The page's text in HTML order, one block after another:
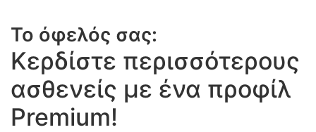
Το όφελός σας:
Κερδίστε περισσότερους
ασθενείς με ένα προφίλ
Premium!